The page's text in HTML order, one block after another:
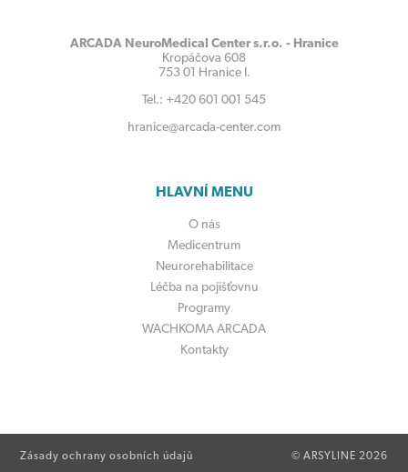
ARCADA NeuroMedical Center s.r.o. - Hranice
Kropáčova 608
753 01 Hranice I.
Tel.: +420 601 001 545
hranice@arcada-center.com
HLAVNÍ MENU
O nás
Medicentrum
Neurorehabilitace
Léčba na pojišťovnu
Programy
WACHKOMA ARCADA
Kontakty
Zásady ochrany osobních údajů © ARSYLINE 2026